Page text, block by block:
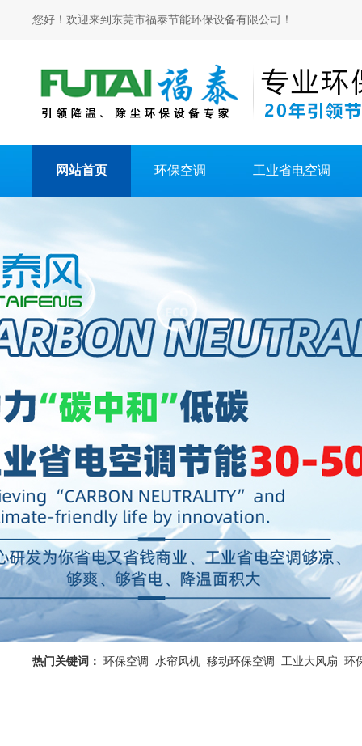
您好！欢迎来到东莞市福泰节能环保设备有限公司！
网站首页 环保空调 工业省电空调
热门关键词： 环保空调 水帘风机 移动环保空调 工业大风扇 环